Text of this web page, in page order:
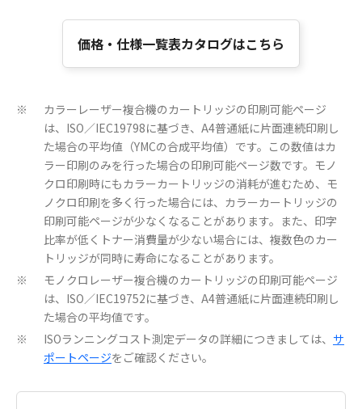
価格・仕様一覧表カタログはこちら
※
カラーレーザー複合機のカートリッジの印刷可能ページ
は、ISO／IEC19798に基づき、A4普通紙に片面連続印刷し
た場合の平均値（YMCの合成平均値）です。この数値はカ
ラー印刷のみを行った場合の印刷可能ページ数です。モノ
クロ印刷時にもカラーカートリッジの消耗が進むため、モ
ノクロ印刷を多く行った場合には、カラーカートリッジの
印刷可能ページが少なくなることがあります。また、印字
比率が低くトナー消費量が少ない場合には、複数色のカー
トリッジが同時に寿命になることがあります。
※
モノクロレーザー複合機のカートリッジの印刷可能ページ
は、ISO／IEC19752に基づき、A4普通紙に片面連続印刷し
た場合の平均値です。
※ ISOランニングコスト測定データの詳細につきましては、 サ
ポートページをご確認ください。